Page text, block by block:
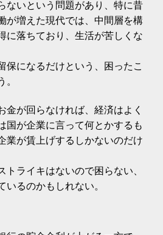
ないという問題があり、特に昔
が増えた現代では、中間層を構
に落ちており、生活が苦しくな
保になるだけという、困ったこ
。
金が回らなければ、経済はよく
国が企業に言って何とかするも
業が賃上げするしかないのだけ
トライキはないので困らない、
いるのかもしれない。